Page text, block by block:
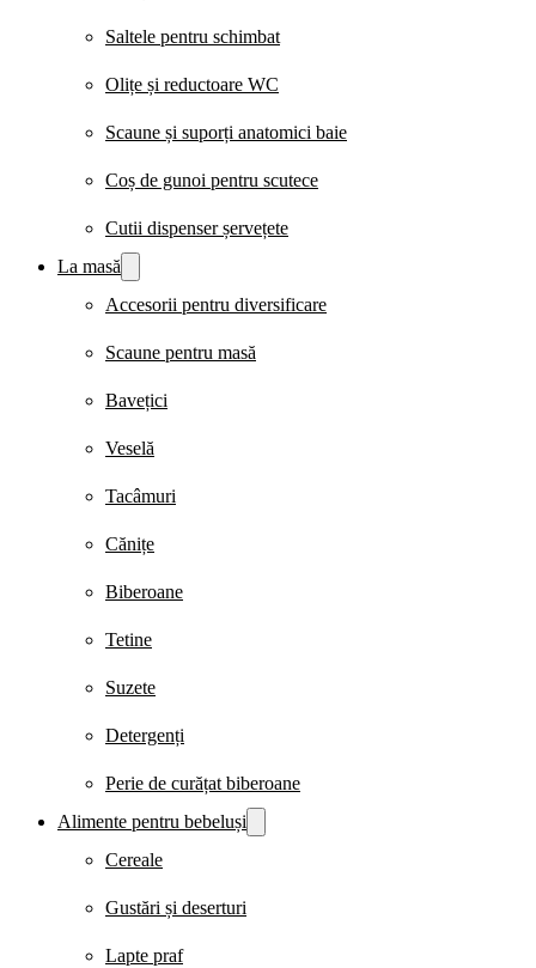
Saltele pentru schimbat
Olițe și reductoare WC
Scaune și suporți anatomici baie
Coș de gunoi pentru scutece
Cutii dispenser șervețete
La masă
Accesorii pentru diversificare
Scaune pentru masă
Bavețici
Veselă
Tacâmuri
Cănițe
Biberoane
Tetine
Suzete
Detergenți
Perie de curățat biberoane
Alimente pentru bebeluși
Cereale
Gustări și deserturi
Lapte praf